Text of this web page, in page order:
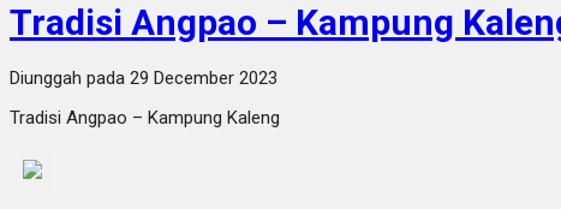
Tradisi Angpao – Kampung
Diunggah pada 29 December 2023
Tradisi Angpao – Kampung Kaleng